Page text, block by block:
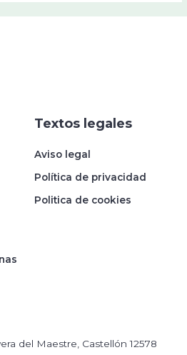
Textos legales
Aviso legal
Política de privacidad
Politica de cookies
del Maestre, Castellón 12578